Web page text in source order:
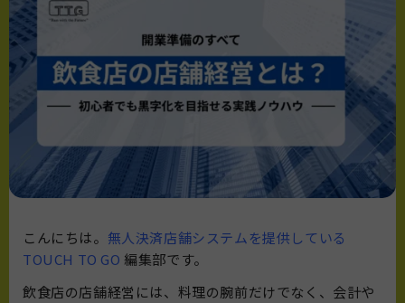
こんにちは。 無人決済店舗システムを提供している
TOUCH TO GO 編集部です。
飲食店の店舗経営には、料理の腕前だけでなく、会計や